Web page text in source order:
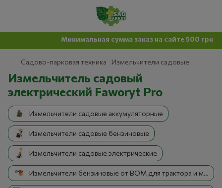
Минимальная сумма заказ на сайте 500 грн
Садово-парковая техника Измельчители садовые
Измельчитель садовый
электрический Faworyt Pro
Измельчители садовые аккумуляторные
Измельчители садовые бензиновые
Измельчители садовые электрические
Измельчители бензиновые от ВОМ для трактора и мотоблока